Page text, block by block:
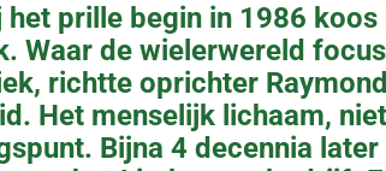
het prille begin in 1986
Waar de wielerwereld
richtte oprichter
Het menselijk lichaam,
Bijna 4 decennia